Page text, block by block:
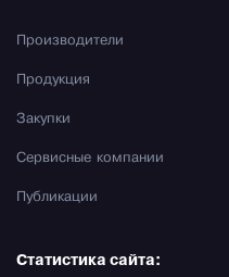
Производители
Продукция
Закупки
Сервисные компании
Публикации
Статистика сайта: